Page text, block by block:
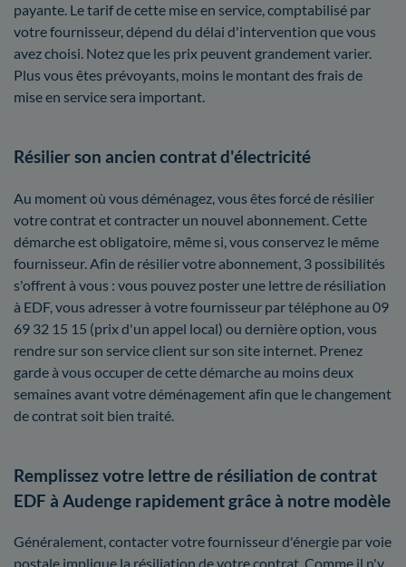
payante. Le tarif de cette mise en service, comptabilisé par
votre fournisseur, dépend du délai d'intervention que vous
avez choisi. Notez que les prix peuvent grandement varier.
Plus vous êtes prévoyants, moins le montant des frais de
mise en service sera important.
Résilier son ancien contrat d'électricité
Au moment où vous déménagez, vous êtes forcé de résilier
votre contrat et contracter un nouvel abonnement. Cette
démarche est obligatoire, même si, vous conservez le même
fournisseur. Afin de résilier votre abonnement, 3 possibilités
s'offrent à vous : vous pouvez poster une lettre de résiliation
à EDF, vous adresser à votre fournisseur par téléphone au 09
69 32 15 15 (prix d'un appel local) ou dernière option, vous
rendre sur son service client sur son site internet. Prenez
garde à vous occuper de cette démarche au moins deux
semaines avant votre déménagement afin que le changement
de contrat soit bien traité.
Remplissez votre lettre de résiliation de contrat
EDF à Audenge rapidement grâce à notre modèle
Généralement, contacter votre fournisseur d'énergie par voie
postale implique la résiliation de votre contrat. Comme il n'y